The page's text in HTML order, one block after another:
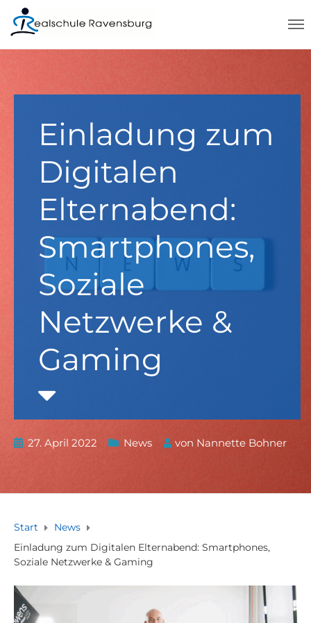
Einladung zum
Digitalen
Elternabend:
Smartphones,
Soziale
Netzwerke &
Gaming
27. April 2022 News von Nannette Bohner
Start
News
Einladung zum Digitalen Elternabend: Smartphones,
Soziale Netzwerke & Gaming